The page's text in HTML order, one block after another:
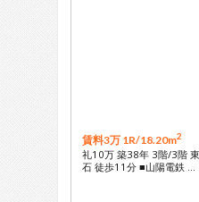
賃料3万 1R/18.20m2
礼10万 築38年 3階/3階
石 徒歩11分 ■山陽電鉄 …